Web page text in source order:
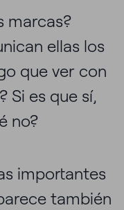
marcas?
ellas los
que ver con
Si es que sí,
no?
importantes
también